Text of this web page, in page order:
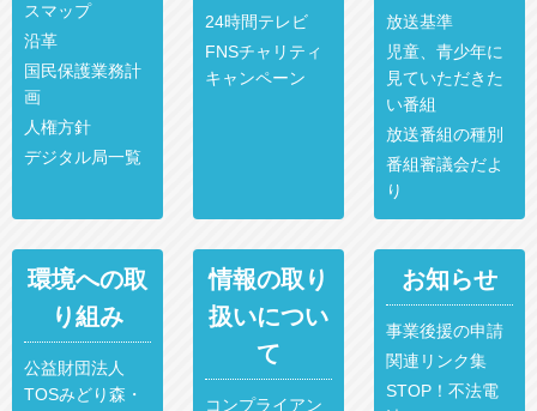
スマップ
沿革
国民保護業務計
画
人権方針
デジタル局一覧
24時間テレビ
FNSチャリティ
キャンペーン
放送基準
児童、青少年に
見ていただきた
い番組
放送番組の種別
番組審議会だよ
り
環境への取
り組み
公益財団法人
TOSみどり森・
情報の取り
扱いについ
て
コンプライアン
お知らせ
事業後援の申請
関連リンク集
STOP！不法電